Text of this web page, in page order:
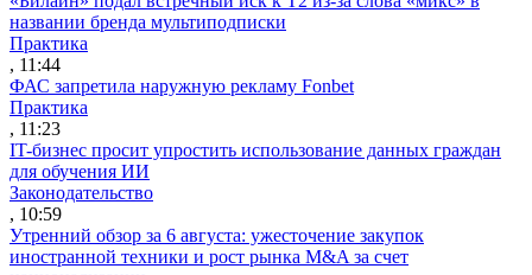
названии бренда мультиподписки
Практика
, 11:44
ФАС запретила наружную рекламу Fonbet
Практика
, 11:23
IT-бизнес просит упростить использование данных граждан
для обучения ИИ
Законодательство
, 10:59
Утренний обзор за 6 августа: ужесточение закупок
иностранной техники и рост рынка M&A за счет